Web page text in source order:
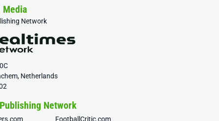
Media
Network
Netherlands
Network
FootballCritic.com